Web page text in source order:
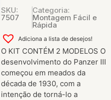
SKU:
7507
Categoria:
Montagem Fácil e
Rápida
Adiciona a lista de desejos!
O KIT CONTÉM 2 MODELOS O
desenvolvimento do Panzer III
começou em meados da
década de 1930, com a
intenção de torná-lo a